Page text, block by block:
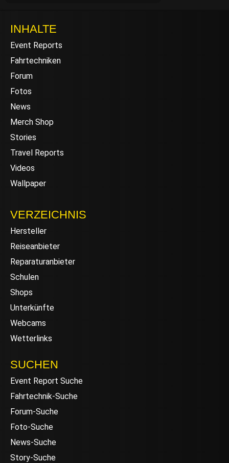
INHALTE
Event Reports
Fahrtechniken
Forum
Fotos
News
Merch Shop
Stories
Travel Reports
Videos
Wallpaper
VERZEICHNIS
Hersteller
Reiseanbieter
Reparaturanbieter
Schulen
Shops
Unterkünfte
Webcams
Wetterlinks
SUCHEN
Event Report Suche
Fahrtechnik-Suche
Forum-Suche
Foto-Suche
News-Suche
Story-Suche